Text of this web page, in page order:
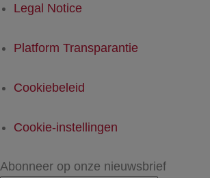
Legal Notice
Platform Transparantie
Cookiebeleid
Cookie-instellingen
Abonneer op onze nieuwsbrief